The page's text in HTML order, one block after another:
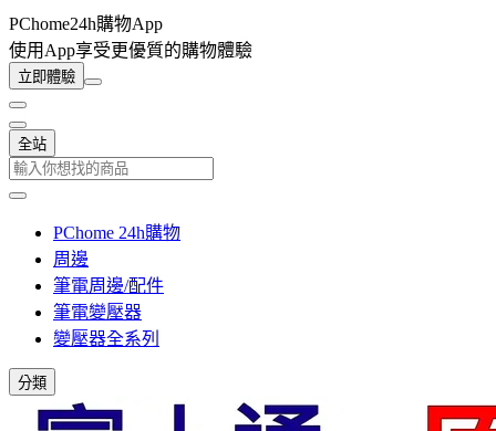
PChome24h購物App
使用App享受更優質的購物體驗
立即體驗
全站
PChome 24h購物
周邊
筆電周邊/配件
筆電變壓器
變壓器全系列
分類